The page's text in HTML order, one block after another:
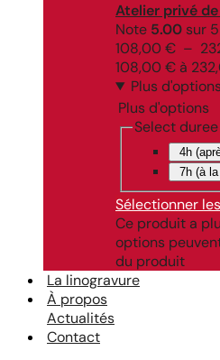
Atelier privé
Note 5.00 sur 5
108,00 € –
108,00 € à
Plus
Plus d'options
Select duree
4h
7h (à
Sélectionner
Ce produit a
options
du produit
La linogravure
À propos
Actualités
Contact